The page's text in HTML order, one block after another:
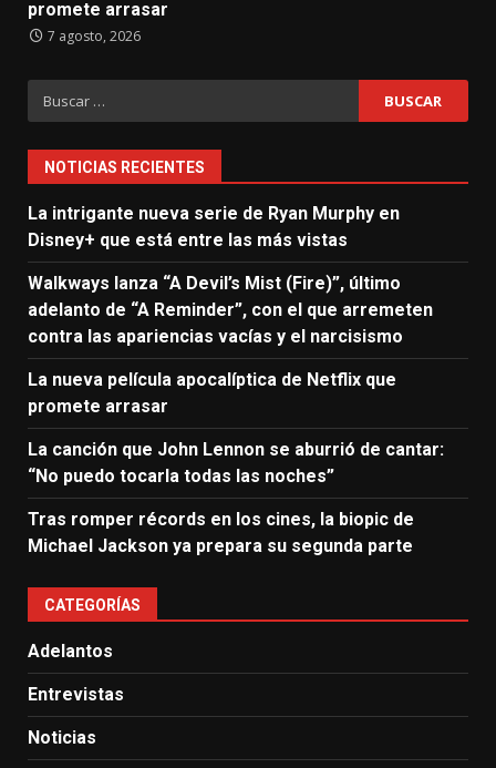
promete arrasar
7 agosto, 2026
Buscar:
NOTICIAS RECIENTES
La intrigante nueva serie de Ryan Murphy en
Disney+ que está entre las más vistas
Walkways lanza “A Devil’s Mist (Fire)”, último
adelanto de “A Reminder”, con el que arremeten
contra las apariencias vacías y el narcisismo
La nueva película apocalíptica de Netflix que
promete arrasar
La canción que John Lennon se aburrió de cantar:
“No puedo tocarla todas las noches”
Tras romper récords en los cines, la biopic de
Michael Jackson ya prepara su segunda parte
CATEGORÍAS
Adelantos
Entrevistas
Noticias